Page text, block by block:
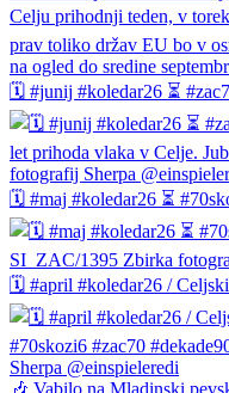
🗓️ #junij #koledar26 ⏳
🗓️ #maj #koledar26 ⏳
🗓️ #april #koledar26 /
🎶 Vabilo na Mladinski